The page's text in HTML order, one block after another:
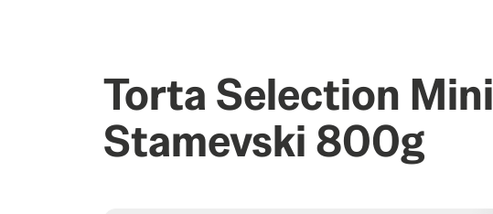
Torta Selection Mini
Stamevski 800g